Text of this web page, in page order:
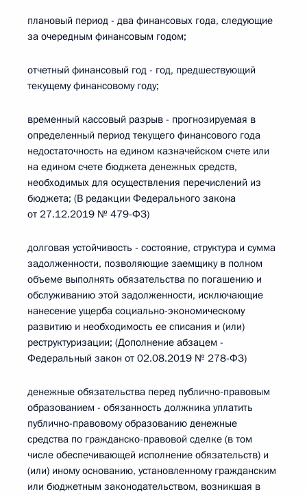
плановый период - два финансовых года, следующие
за очередным финансовым годом;
отчетный финансовый год - год, предшествующий
текущему финансовому году;
временный кассовый разрыв - прогнозируемая в
определенный период текущего финансового года
недостаточность на едином казначейском счете или
на едином счете бюджета денежных средств,
необходимых для осуществления перечислений из
бюджета; (В редакции Федерального закона
от 27.12.2019 № 479-ФЗ)
долговая устойчивость - состояние, структура и сумма
задолженности, позволяющие заемщику в полном
объеме выполнять обязательства по погашению и
обслуживанию этой задолженности, исключающие
нанесение ущерба социально-экономическому
развитию и необходимость ее списания и (или)
реструктуризации; (Дополнение абзацем -
Федеральный закон от 02.08.2019 № 278-ФЗ)
денежные обязательства перед публично-правовым
образованием - обязанность должника уплатить
публично-правовому образованию денежные
средства по гражданско-правовой сделке (в том
числе обеспечивающей исполнение обязательств) и
(или) иному основанию, установленному гражданским
или бюджетным законодательством, возникшая в